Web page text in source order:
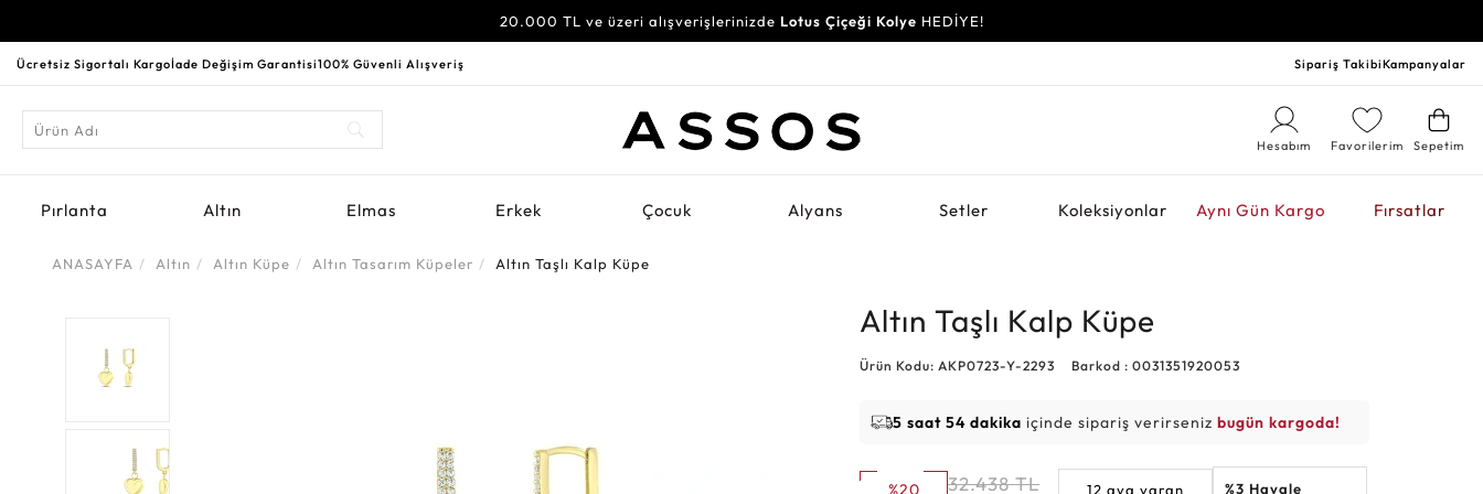
20.000 TL ve üzeri alışverişlerinizde Lotus Çiçeği Kolye HEDİYE!
Ücretsiz Sigortalı Kargoİade Değişim Garantisi100% Güvenli Alışveriş Sipariş TakibiKampanyalar
Sepetim
Favorilerim
Hesabım
Pırlanta Altın Elmas Erkek Çocuk Alyans Setler Koleksiyonlar Aynı Gün Kargo Fırsatlar
ANASAYFA Altın Altın Küpe Altın Tasarım Küpeler Altın Taşlı Kalp Küpe
Altın Taşlı Kalp Küpe
Ürün Kodu: AKP0723-Y-2293 Barkod : 0031351920053
5 saat 54 dakika içinde sipariş verirsenizbugün kargoda!
%20
32.438 TL
12 aya varan
%3 Havale